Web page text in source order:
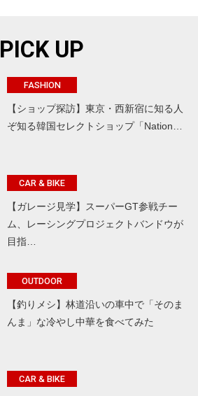
PICK UP
FASHION
【ショップ探訪】東京・西新宿に知る人
ぞ知る韓国セレクトショップ「Nation…
CAR & BIKE
【ガレージ見学】スーパーGT参戦チー
ム、レーシングプロジェクトバンドウが
目指…
OUTDOOR
【釣りメシ】林道沿いの車中で「そのま
んま」な冷やし中華を食べてみた
CAR & BIKE